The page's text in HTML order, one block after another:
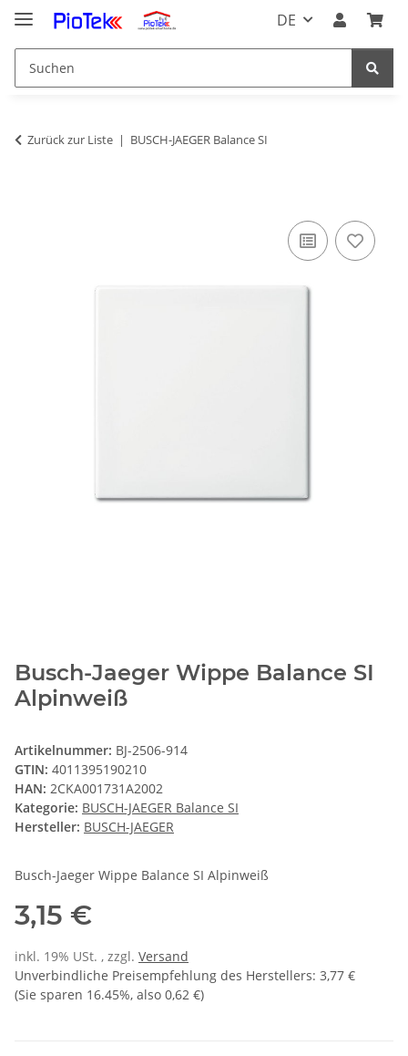
DE
Zurück zur Liste BUSCH-JAEGER Balance SI
Busch-Jaeger Wippe Balance SI
Alpinweiß
Artikelnummer: BJ-2506-914
GTIN: 4011395190210
HAN: 2CKA001731A2002
Kategorie: BUSCH-JAEGER Balance SI
Hersteller: BUSCH-JAEGER
Busch-Jaeger Wippe Balance SI Alpinweiß
3,15 €
inkl. 19% USt. , zzgl. Versand
Unverbindliche Preisempfehlung des Herstellers: 3,77 €
(Sie sparen 16.45%, also 0,62 €)